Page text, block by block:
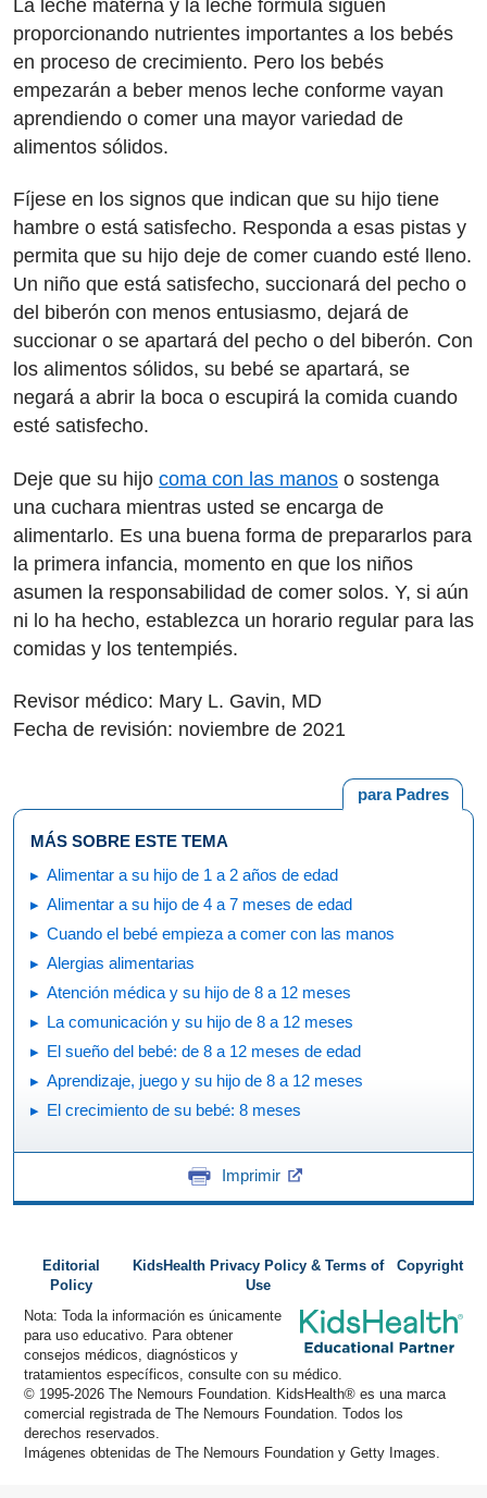
La leche materna y la leche fórmula siguen
proporcionando nutrientes importantes a los bebés
en proceso de crecimiento. Pero los bebés
empezarán a beber menos leche conforme vayan
aprendiendo o comer una mayor variedad de
alimentos sólidos.
Fíjese en los signos que indican que su hijo tiene
hambre o está satisfecho. Responda a esas pistas y
permita que su hijo deje de comer cuando esté lleno.
Un niño que está satisfecho, succionará del pecho o
del biberón con menos entusiasmo, dejará de
succionar o se apartará del pecho o del biberón. Con
los alimentos sólidos, su bebé se apartará, se
negará a abrir la boca o escupirá la comida cuando
esté satisfecho.
Deje que su hijo coma con las manos o sostenga
una cuchara mientras usted se encarga de
alimentarlo. Es una buena forma de prepararlos para
la primera infancia, momento en que los niños
asumen la responsabilidad de comer solos. Y, si aún
ni lo ha hecho, establezca un horario regular para las
comidas y los tentempiés.
Revisor médico: Mary L. Gavin, MD
Fecha de revisión: noviembre de 2021
para Padres
MÁS SOBRE ESTE TEMA
Alimentar a su hijo de 1 a 2 años de edad
Alimentar a su hijo de 4 a 7 meses de edad
Cuando el bebé empieza a comer con las manos
Alergias alimentarias
Atención médica y su hijo de 8 a 12 meses
La comunicación y su hijo de 8 a 12 meses
El sueño del bebé: de 8 a 12 meses de edad
Aprendizaje, juego y su hijo de 8 a 12 meses
El crecimiento de su bebé: 8 meses
Imprimir
Editorial
Policy
KidsHealth Privacy Policy & Terms of
Use
Copyright
Nota: Toda la información es únicamente
para uso educativo. Para obtener
consejos médicos, diagnósticos y
tratamientos específicos, consulte con su médico.
© 1995-2026 The Nemours Foundation. KidsHealth® es una marca
comercial registrada de The Nemours Foundation. Todos los
derechos reservados.
Imágenes obtenidas de The Nemours Foundation y Getty Images.